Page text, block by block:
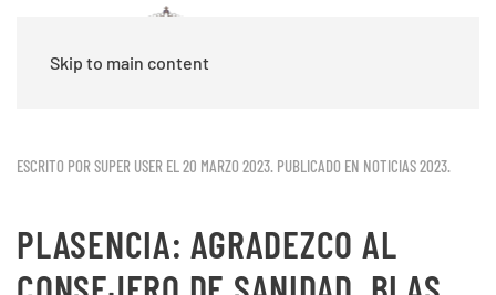
Skip to main content
ESCRITO POR SUPER USER EL20 MARZO 2023. PUBLICADO EN NOTICIAS 2023.
PLASENCIA: AGRADEZCO AL